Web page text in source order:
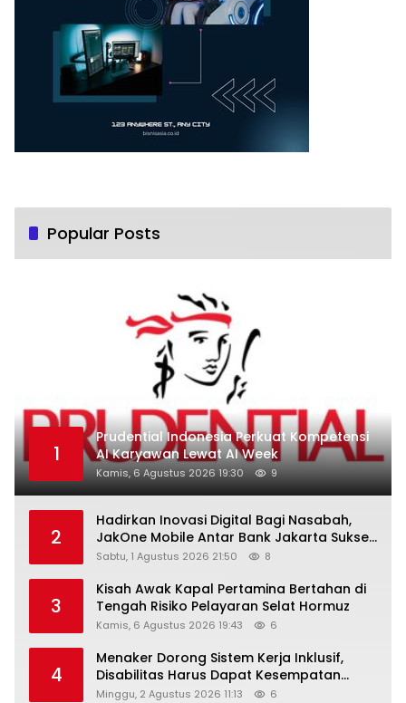
Popular Posts
1
Prudential Indonesia Perkuat Kompetensi
AI Karyawan Lewat AI Week
Kamis, 6 Agustus 2026 19:30 9
2
Hadirkan Inovasi Digital Bagi Nasabah,
JakOne Mobile Antar Bank Jakarta Sukses
Raih Digital Excellence Awards 2026
Sabtu, 1 Agustus 2026 21:50 8
3
Kisah Awak Kapal Pertamina Bertahan di
Tengah Risiko Pelayaran Selat Hormuz
Kamis, 6 Agustus 2026 19:43 6
4
Menaker Dorong Sistem Kerja Inklusif,
Disabilitas Harus Dapat Kesempatan
Setara
Minggu, 2 Agustus 2026 11:13 6